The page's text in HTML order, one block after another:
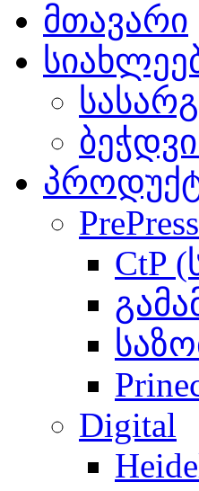
მთავარი
PrePress
CtP
Digital